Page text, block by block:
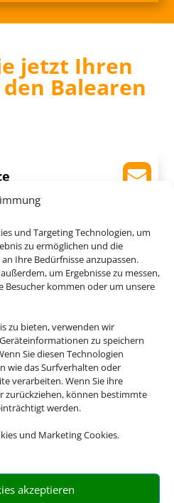
und Targeting Technologien, um
zu ermöglichen und die
Ihre Bedürfnisse anzupassen.
um Ergebnisse zu messen,
Besucher kommen oder um unsere
zu bieten, verwenden wir
zu speichern
Sie diesen Technologien
wie das Surfverhalten oder
verarbeiten. Wenn Sie ihre
zurückziehen, können bestimmte
werden.
und Marketing Cookies.
akzeptieren
jetzt Ihren
Balearen
€
€